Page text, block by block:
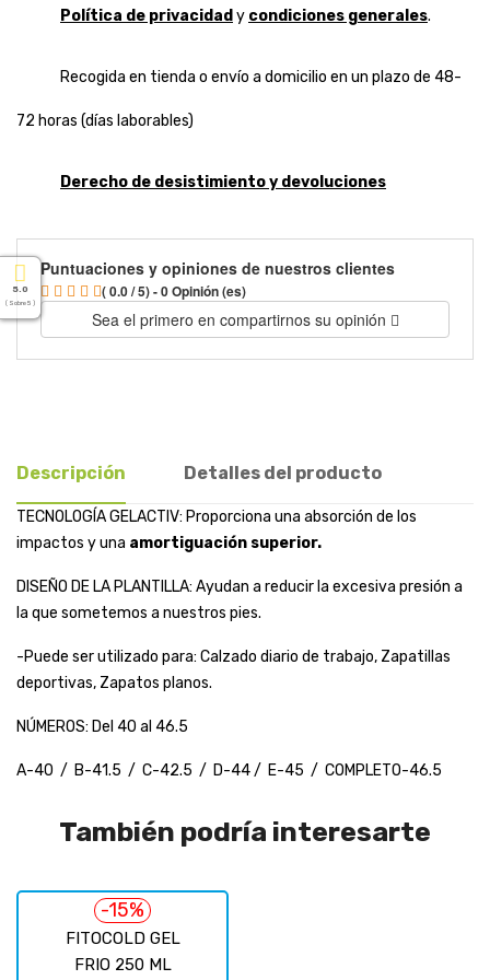
Política de privacidad y condiciones generales.
Recogida en tienda o envío a domicilio en un plazo de 48-
72 horas (días laborables)
Derecho de desistimiento y devoluciones
Puntuaciones y opiniones de nuestros clientes
( 0.0 / 5) - 0 Opinión (es)
Sea el primero en compartirnos su opinión
Descripción Detalles del producto
TECNOLOGÍA GELACTIV: Proporciona una absorción de los
impactos y una amortiguación superior.
DISEÑO DE LA PLANTILLA: Ayudan a reducir la excesiva presión a
la que sometemos a nuestros pies.
-Puede ser utilizado para: Calzado diario de trabajo, Zapatillas
deportivas, Zapatos planos.
NÚMEROS: Del 40 al 46.5
A-40 / B-41.5 / C-42.5 / D-44 / E-45 / COMPLETO-46.5
También podría interesarte
FITOCOLD GEL
FRIO 250 ML
-15%
5.0
( Sobre 5 )